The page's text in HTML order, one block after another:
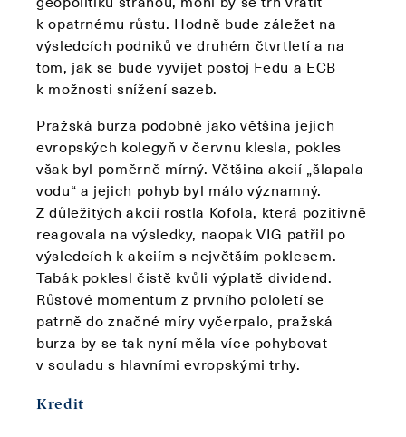
k opatrnému růstu. Hodně bude záležet na
výsledcích podniků ve druhém čtvrtletí a na
tom, jak se bude vyvíjet postoj Fedu a ECB
k možnosti snížení sazeb.
Pražská burza podobně jako většina jejích
evropských kolegyň v červnu klesla, pokles
však byl poměrně mírný. Většina akcií „šlapala
vodu“ a jejich pohyb byl málo významný.
Z důležitých akcií rostla Kofola, která pozitivně
reagovala na výsledky, naopak VIG patřil po
výsledcích k akciím s největším poklesem.
Tabák poklesl čistě kvůli výplatě dividend.
Růstové momentum z prvního pololetí se
patrně do značné míry vyčerpalo, pražská
burza by se tak nyní měla více pohybovat
v souladu s hlavními evropskými trhy.
Kredit